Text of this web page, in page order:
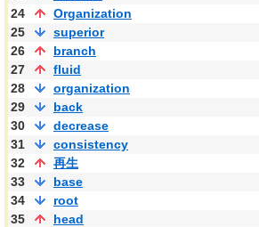
24
Organization
25
superior
26
branch
27
fluid
28
organization
29
back
30
decrease
31
consistency
32
再生
33
base
34
root
35
head